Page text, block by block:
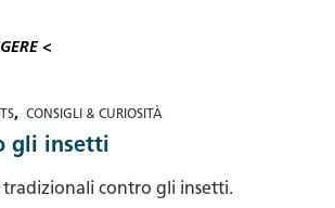
<
, CONSIGLI & CURIOSITÀ
gli insetti
tradizionali contro gli insetti.